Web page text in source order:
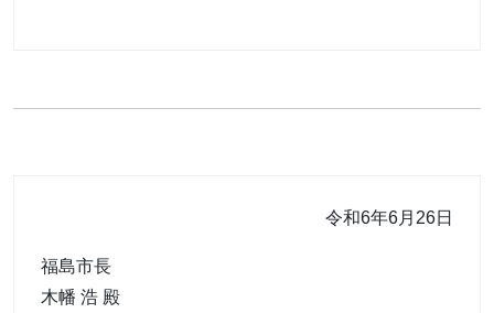
令和6年6月26日
福島市長
木幡 浩 殿